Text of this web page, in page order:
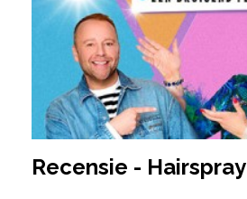
Recensie - Hairspray